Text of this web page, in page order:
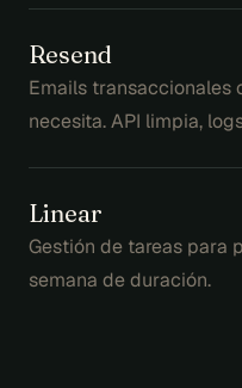
Resend
Emails transaccionales
necesita. API limpia,
Linear
Gestión de tareas para
semana de duración.